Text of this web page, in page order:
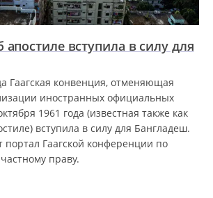
вступила в силу для
Гаагская конвенция, отменяющая
иностранных официальных
1961 года (известная также как
вступила в силу для Бангладеш.
портал Гаагской конференции по
праву.